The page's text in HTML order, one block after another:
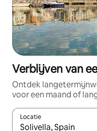
Verblijven van
Ontdek
voor een maand of
Locatie
Wanneer er resultaten